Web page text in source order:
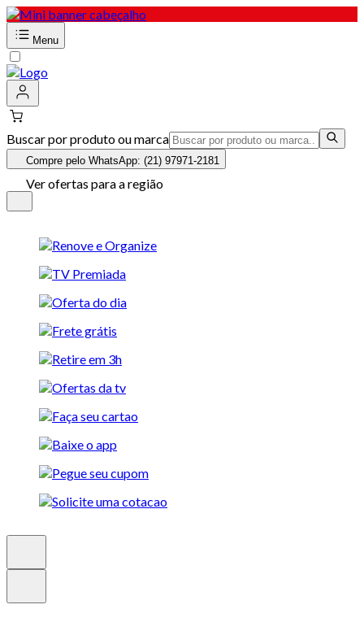
Menu
Buscar por produto ou marca
Compre pelo WhatsApp: (21) 97971-2181
Ver ofertas para a região